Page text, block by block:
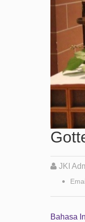
JKI
Bahasa